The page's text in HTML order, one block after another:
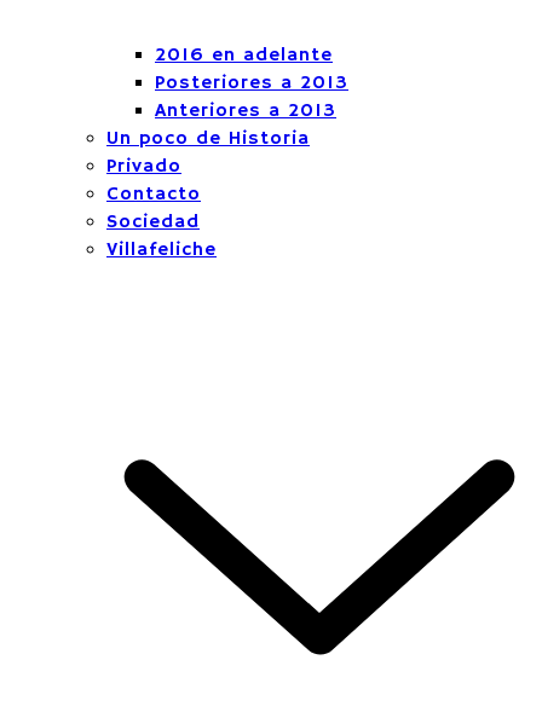
2016 en adelante
Posteriores a 2013
Anteriores a 2013
Un poco de Historia
Privado
Contacto
Sociedad
Villafeliche